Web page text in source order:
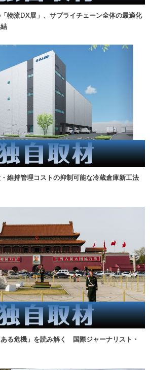
「物流DX展」、サプライチェーン全体の最適化
・維持管理コストの抑制可能な冷蔵倉庫新工法
ある危機」を読み解く 国際ジャーナリスト・